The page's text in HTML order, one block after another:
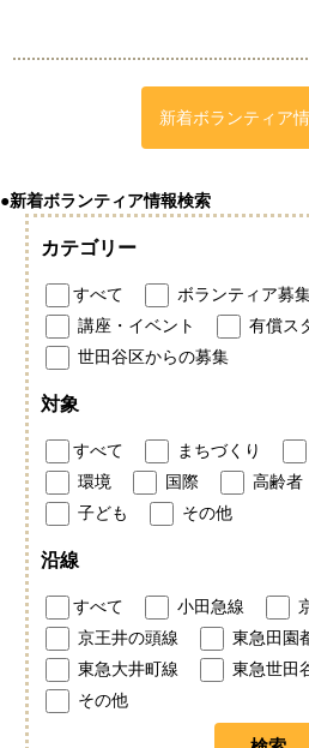
新着ボランティア
●新着ボランティア情報検索
カテゴリー
すべて
ボランティア募
講座・イベント
有償ス
世田谷区からの募集
対象
すべて まちづくり
環境
国際 高齢者
子ども
その他
沿線
すべて 小田急線
京王井の頭線
東急田園
東急大井町線
東急世田
その他